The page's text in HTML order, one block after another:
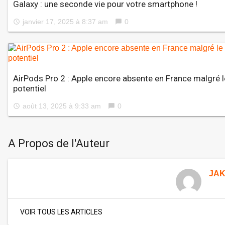
Galaxy : une seconde vie pour votre smartphone !
access_time janvier 17, 2025 à 8:37 am chat_bubble 0
AirPods Pro 2 : Apple encore absente en France malgré
potentiel
access_time août 13, 2025 à 9:33 am chat_bubble 0
A Propos de l'Auteur
VOIR TOUS LES ARTICLES